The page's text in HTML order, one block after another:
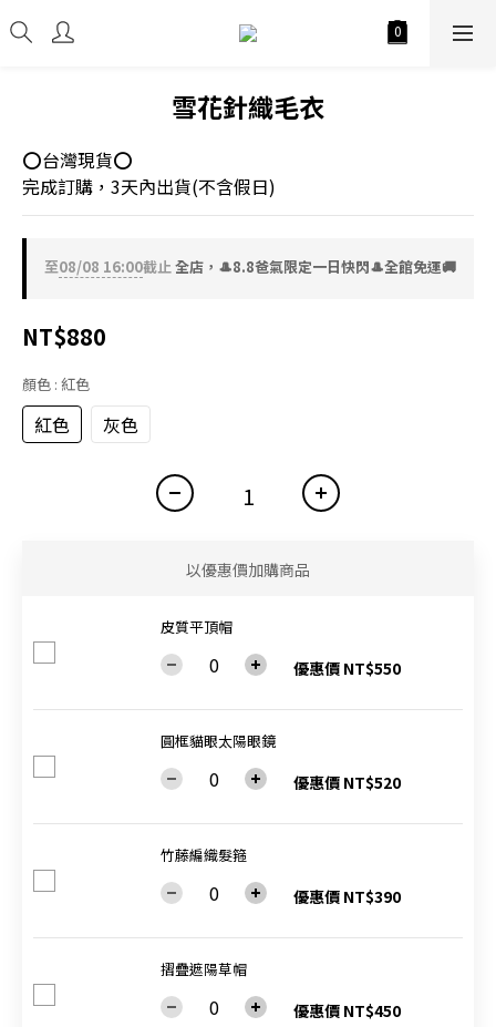
雪花針織毛衣
⭕台灣現貨⭕
完成訂購，3天內出貨(不含假日)
至08/08 16:00截止全店，🎩8.8爸氣限定一日快閃🎩全館免運🚚
NT$880
顏色 : 紅色
紅色 灰色
以優惠價加購商品
皮質平頂帽
優惠價 NT$550
圓框貓眼太陽眼鏡
優惠價 NT$520
竹藤編織髮箍
優惠價 NT$390
摺疊遮陽草帽
優惠價 NT$450